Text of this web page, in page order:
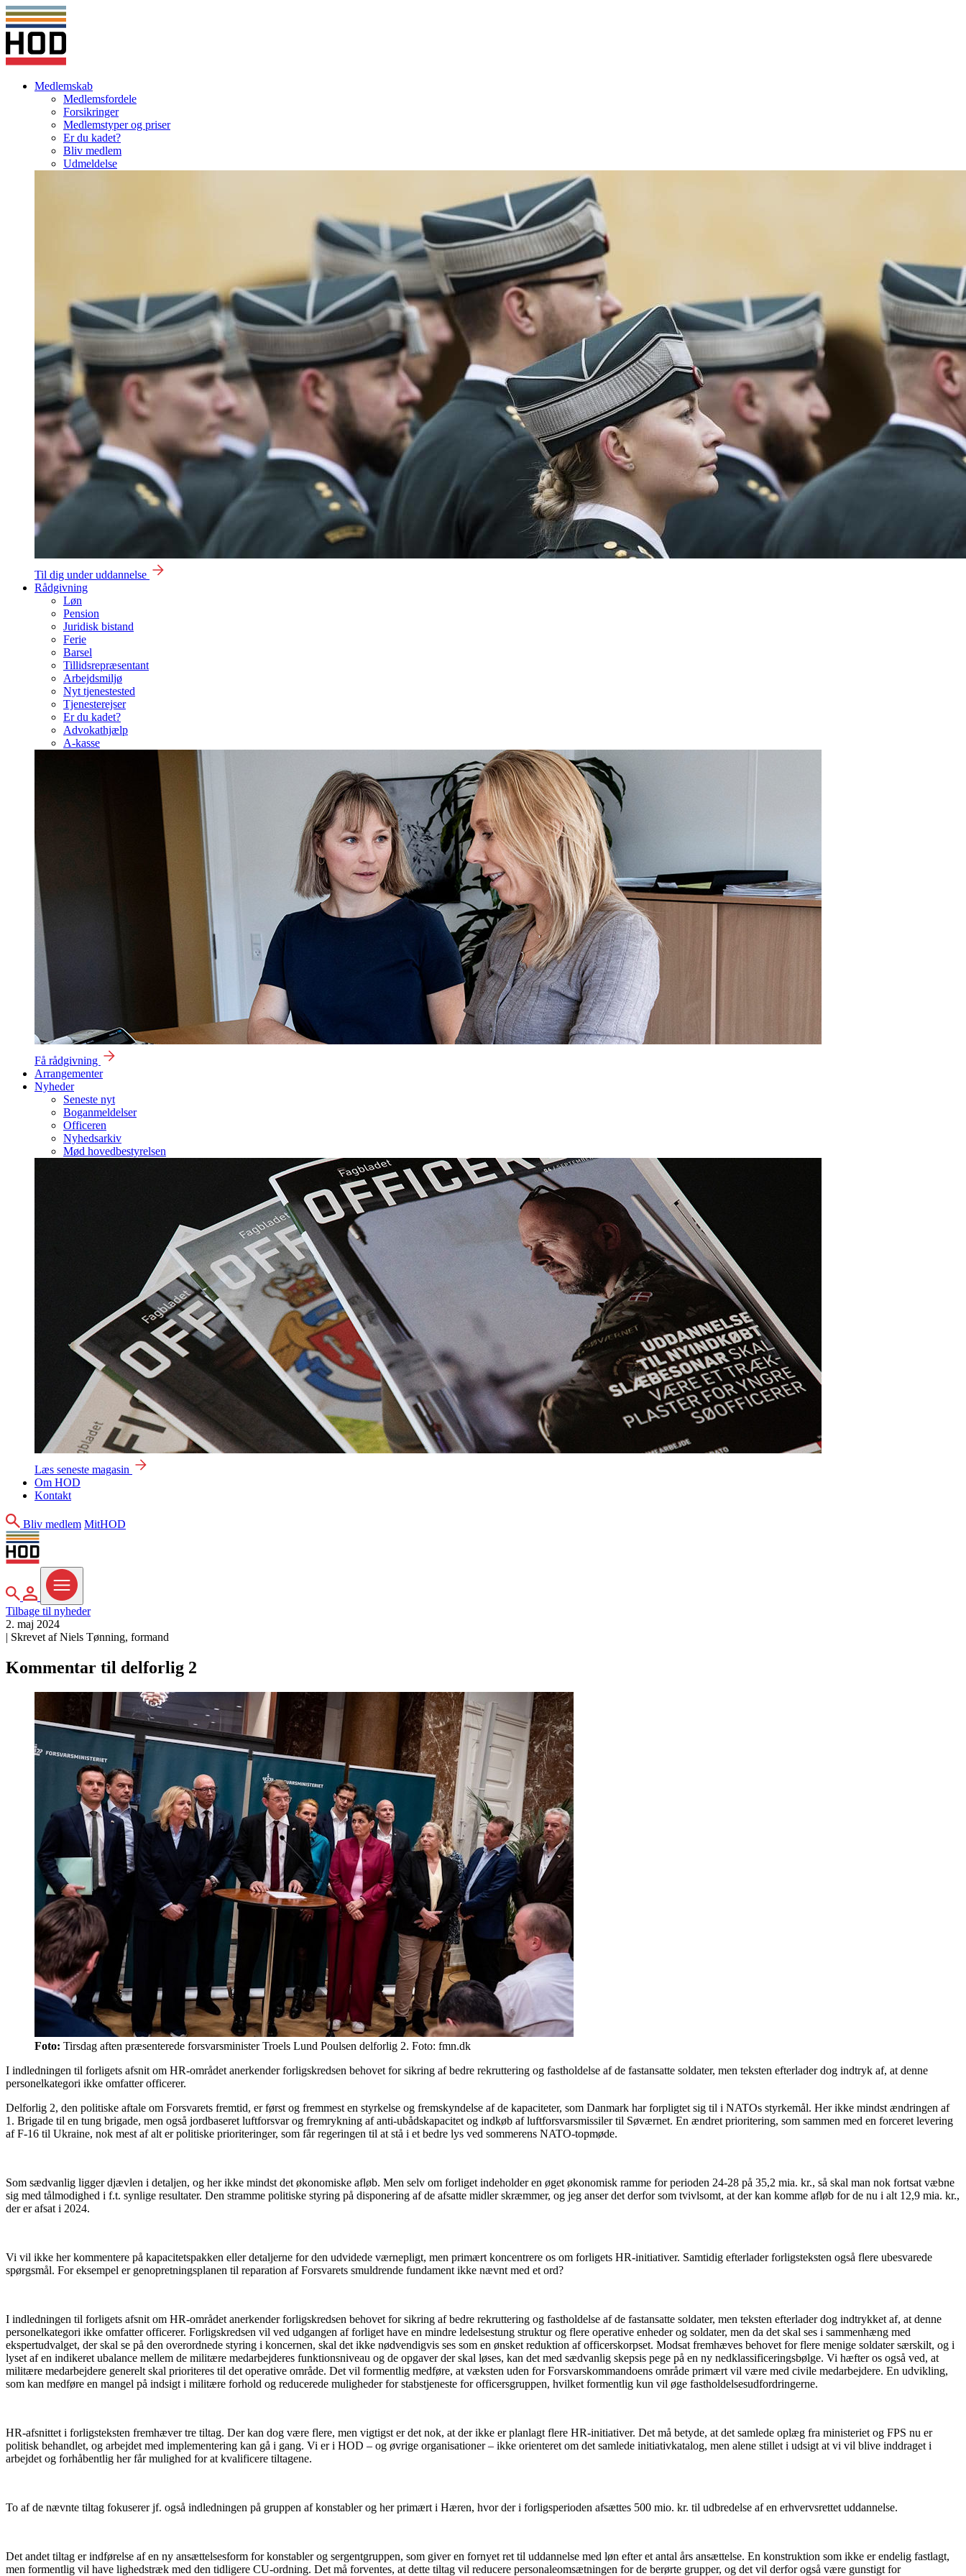
Medlemskab
Medlemsfordele
Forsikringer
Medlemstyper og priser
Er du kadet?
Bliv medlem
Udmeldelse
Til dig under uddannelse
Rådgivning
Løn
Pension
Juridisk bistand
Ferie
Barsel
Tillidsrepræsentant
Arbejdsmiljø
Nyt tjenestested
Tjenesterejser
Er du kadet?
Advokathjælp
A-kasse
Få rådgivning
Arrangementer
Nyheder
Seneste nyt
Boganmeldelser
Officeren
Nyhedsarkiv
Mød hovedbestyrelsen
Læs seneste magasin
Om HOD
Kontakt
Søg
Bliv medlem MitHOD
MitHOD
Menu
Tilbage til nyheder
2. maj 2024
| Skrevet af Niels Tønning, formand
Kommentar til delforlig 2
Foto: Tirsdag aften præsenterede forsvarsminister Troels Lund Poulsen delforlig 2. Foto: fmn.dk
I indledningen til forligets afsnit om HR-området anerkender forligskredsen behovet for sikring af bedre rekruttering og fastholdelse af de fastansatte soldater, men teksten efterlader dog indtryk af, at denne
personelkategori ikke omfatter officerer.
Delforlig 2, den politiske aftale om Forsvarets fremtid, er først og fremmest en styrkelse og fremskyndelse af de kapaciteter, som Danmark har forpligtet sig til i NATOs styrkemål. Her ikke mindst ændringen af
1. Brigade til en tung brigade, men også jordbaseret luftforsvar og fremrykning af anti-ubådskapacitet og indkøb af luftforsvarsmissiler til Søværnet. En ændret prioritering, som sammen med en forceret levering
af F-16 til Ukraine, nok mest af alt er politiske prioriteringer, som får regeringen til at stå i et bedre lys ved sommerens NATO-topmøde.
Som sædvanlig ligger djævlen i detaljen, og her ikke mindst det økonomiske afløb. Men selv om forliget indeholder en øget økonomisk ramme for perioden 24-28 på 35,2 mia. kr., så skal man nok fortsat væbne
sig med tålmodighed i f.t. synlige resultater. Den stramme politiske styring på disponering af de afsatte midler skræmmer, og jeg anser det derfor som tvivlsomt, at der kan komme afløb for de nu i alt 12,9 mia. kr.,
der er afsat i 2024.
Vi vil ikke her kommentere på kapacitetspakken eller detaljerne for den udvidede værnepligt, men primært koncentrere os om forligets HR-initiativer. Samtidig efterlader forligsteksten også flere ubesvarede
spørgsmål. For eksempel er genopretningsplanen til reparation af Forsvarets smuldrende fundament ikke nævnt med et ord?
I indledningen til forligets afsnit om HR-området anerkender forligskredsen behovet for sikring af bedre rekruttering og fastholdelse af de fastansatte soldater, men teksten efterlader dog indtrykket af, at denne
personelkategori ikke omfatter officerer. Forligskredsen vil ved udgangen af forliget have en mindre ledelsestung struktur og flere operative enheder og soldater, men da det skal ses i sammenhæng med
ekspertudvalget, der skal se på den overordnede styring i koncernen, skal det ikke nødvendigvis ses som en ønsket reduktion af officerskorpset. Modsat fremhæves behovet for flere menige soldater særskilt, og i
lyset af en indikeret ubalance mellem de militære medarbejderes funktionsniveau og de opgaver der skal løses, kan det med sædvanlig skepsis pege på en ny nedklassificeringsbølge. Vi hæfter os også ved, at
militære medarbejdere generelt skal prioriteres til det operative område. Det vil formentlig medføre, at væksten uden for Forsvarskommandoens område primært vil være med civile medarbejdere. En udvikling,
som kan medføre en mangel på indsigt i militære forhold og reducerede muligheder for stabstjeneste for officersgruppen, hvilket formentlig kun vil øge fastholdelsesudfordringerne.
HR-afsnittet i forligsteksten fremhæver tre tiltag. Der kan dog være flere, men vigtigst er det nok, at der ikke er planlagt flere HR-initiativer. Det må betyde, at det samlede oplæg fra ministeriet og FPS nu er
politisk behandlet, og arbejdet med implementering kan gå i gang. Vi er i HOD – og øvrige organisationer – ikke orienteret om det samlede initiativkatalog, men alene stillet i udsigt at vi vil blive inddraget i
arbejdet og forhåbentlig her får mulighed for at kvalificere tiltagene.
To af de nævnte tiltag fokuserer jf. også indledningen på gruppen af konstabler og her primært i Hæren, hvor der i forligsperioden afsættes 500 mio. kr. til udbredelse af en erhvervsrettet uddannelse.
Det andet tiltag er indførelse af en ny ansættelsesform for konstabler og sergentgruppen, som giver en fornyet ret til uddannelse med løn efter et antal års ansættelse. En konstruktion som ikke er endelig fastlagt,
men formentlig vil have lighedstræk med den tidligere CU-ordning. Det må forventes, at dette tiltag vil reducere personaleomsætningen for de berørte grupper, og det vil derfor også være gunstigt for